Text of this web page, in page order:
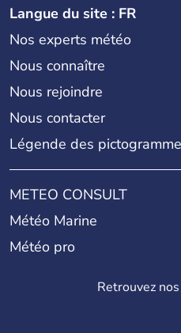
Langue du site : FR
Nos experts météo
Nous connaître
Nous rejoindre
Nous contacter
Légende des
METEO CONSULT
Météo Marine
Météo pro
Retrouvez